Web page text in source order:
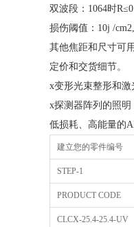
双波段：1064时
损伤阈值：10j /
其他焦距和尺寸可
定价和交货细节。
x变形光束整形和激
x探测器阵列的照明
低损耗、高能量的
建立您的零件编号
STEP-1
PRODUCT CODE
CLCX-25.4-25.4-UV